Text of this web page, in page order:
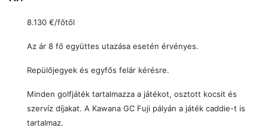
8.130 €/főtől
Az ár 8 fő együttes utazása esetén érvényes.
Repülőjegyek és egyfős felár kérésre.
Minden golfjáték tartalmazza a játékot, osztott kocsit és
szervíz díjakat. A Kawana GC Fuji pályán a játék caddie-t is
tartalmaz.